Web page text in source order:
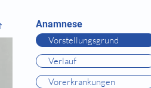
Anamnese
Vorstellungsgrund
Verlauf
Vorerkrankungen